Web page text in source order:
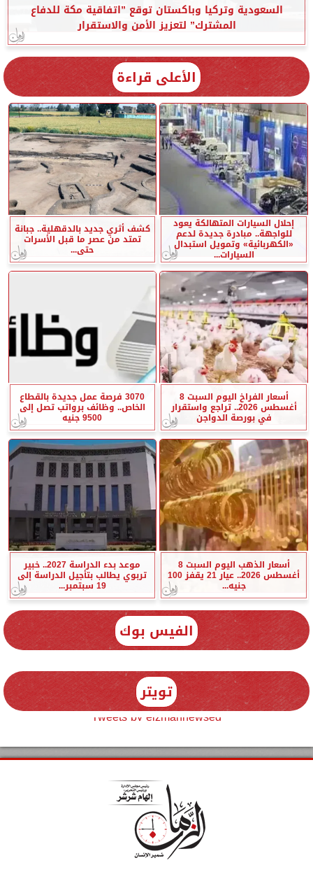
السعودية وتركيا وباكستان توقع ”اتفاقية مكة للدفاع
المشترك” لتعزيز الأمن والاستقرار
الأعلى قراءة
إحلال السيارات المتهالكة يعود
للواجهة.. مبادرة جديدة لدعم
«الكهربائية» وتمويل استبدال
السيارات...
كشف أثري جديد بالدقهلية.. جبانة
تمتد من عصر ما قبل الأسرات
حتى...
أسعار الفراخ اليوم السبت 8
أغسطس 2026.. تراجع واستقرار
في بورصة الدواجن
3070 فرصة عمل جديدة بالقطاع
الخاص.. وظائف برواتب تصل إلى
9500 جنيه
أسعار الذهب اليوم السبت 8
أغسطس 2026.. عيار 21 يقفز 100
جنيه...
موعد بدء الدراسة 2027.. خبير
تربوي يطالب بتأجيل الدراسة إلى
19 سبتمبر...
الفيس بوك
تويتر
Tweets by elzmannewseg